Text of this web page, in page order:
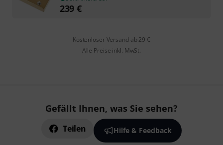
239 €
Kostenloser Versand ab 29 €
Alle Preise inkl. MwSt.
Gefällt Ihnen, was Sie sehen?
Teilen Hilfe & Feedback